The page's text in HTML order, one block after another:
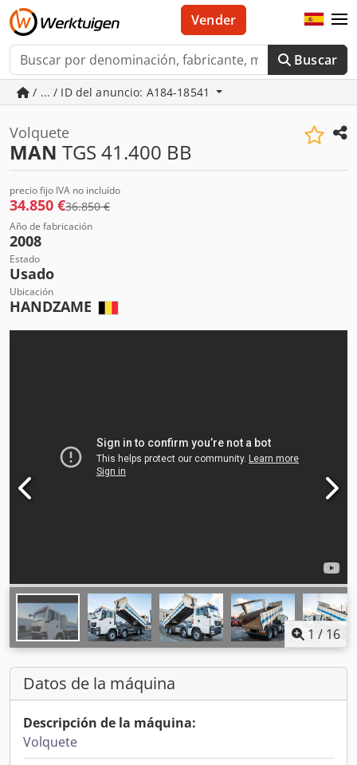
Buscar
Vender
/ ... / ID del anuncio: A184-18541
Volquete
MAN TGS 41.400 BB
precio fijo IVA no incluído
34.850 €36.850 €
Año de fabricación
2008
Estado
Usado
Ubicación
HANDZAME
1 / 16
Datos de la máquina
Descripción de la máquina:
Volquete